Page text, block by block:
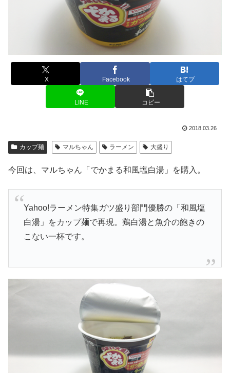
X Facebook はてブ
LINE コピー
2018.03.26
カップ麺 マルちゃん ラーメン 大盛り
今回は、マルちゃん「でかまる和風塩白湯」を購入。
Yahoo!ラーメン特集ガツ盛り部門優勝の「和風塩
白湯」をカップ麺で再現。鶏白湯と魚介の飽きの
こない一杯です。